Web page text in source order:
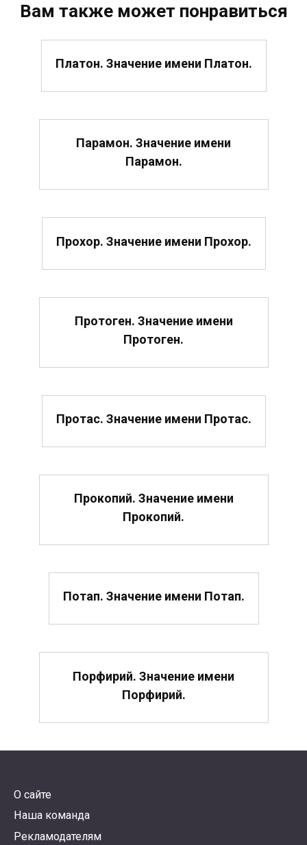
Вам также может понравиться
Платон. Значение имени Платон.
Парамон. Значение имени
Парамон.
Прохор. Значение имени Прохор.
Протоген. Значение имени
Протоген.
Протас. Значение имени Протас.
Прокопий. Значение имени
Прокопий.
Потап. Значение имени Потап.
Порфирий. Значение имени
Порфирий.
О сайте
Наша команда
Рекламодателям